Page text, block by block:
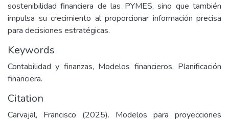
sostenibilidad financiera de las PYMES, sino que también
impulsa su crecimiento al proporcionar información precisa
para decisiones estratégicas.
Keywords
Contabilidad y finanzas, Modelos financieros, Planificación
financiera.
Citation
Carvajal, Francisco (2025). Modelos para proyecciones